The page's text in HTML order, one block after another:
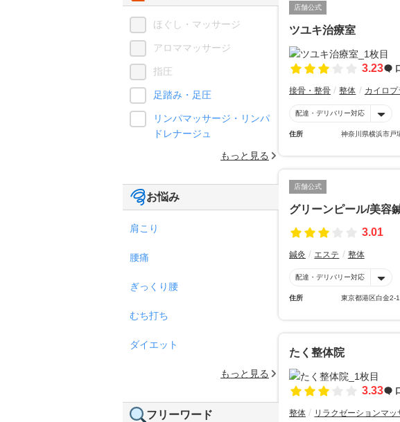
店舗公式
ツユキ治療室
3.23
接骨・整骨 整体 カイロプ
配達・デリバリー対応
住所 神奈川県横浜市戸
店舗公式
グリーンピール/美容
3.01
鍼灸 エステ 整体
配達・デリバリー対応
住所 東京都港区白金2-
たく整体院
3.33
整体 リラクゼーションマッ
ほぐし・マッサージ
アロママッサージ
指圧
足踏み・足圧
リンパマッサージ・リンパ
ドレナージュ
もっと見る
お悩み
肩こり
腰痛
ぎっくり腰
むち打ち
ダイエット
もっと見る
フリーワード